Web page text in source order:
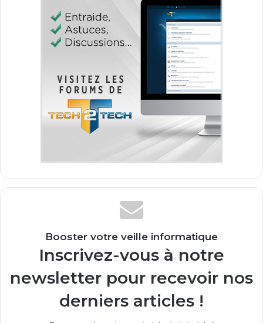
Booster votre veille informatique
Inscrivez-vous à notre
newsletter pour recevoir nos
derniers articles !